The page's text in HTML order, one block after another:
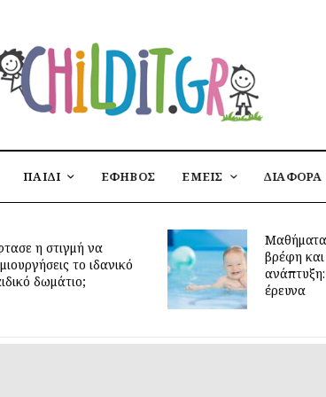
ΠΑΙΔΙ ΕΦΗΒΟΣ ΕΜΕΙΣ ΔΙΑΦΟΡΑ
Μαθήματα κολύμβησης για
βρέφη και πρώιμη κινητική
ανάπτυξη: τι δείχνει νέα
έρευνα